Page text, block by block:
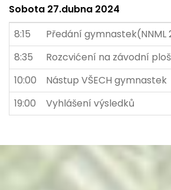
Sobota 27.dubna 2024
8:15
Předání gymnastek(NNML
8:35
Rozcvićení na závodní
10:00
Nástup VŠECH gymnastek
19:00
Vyhlášení výsledků